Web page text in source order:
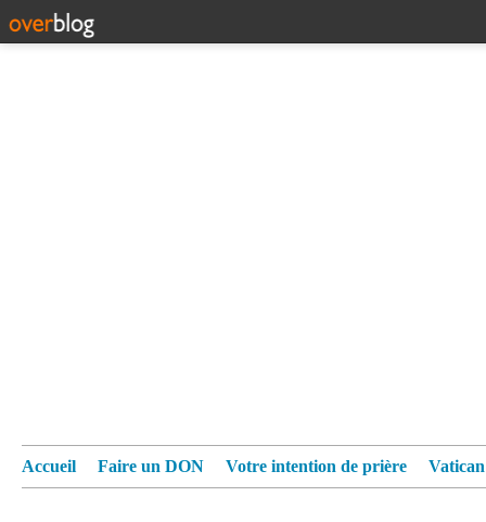
Accueil Faire un DON Votre intention de prière